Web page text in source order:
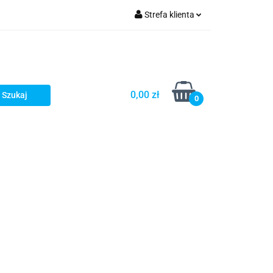
Strefa klienta
Dodaj zgłoszenie
0,00 zł 0